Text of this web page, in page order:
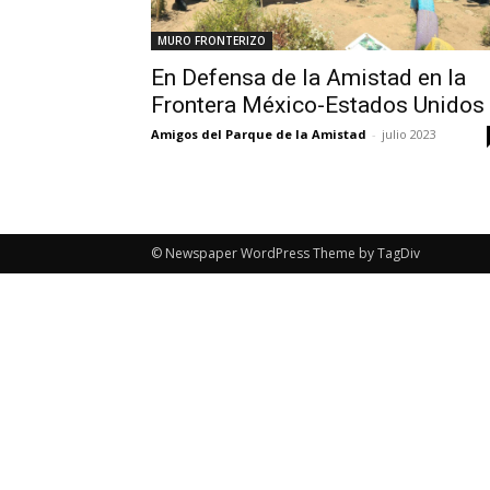
MURO FRONTERIZO
En Defensa de la Amistad en la
Frontera México-Estados Unidos
Amigos del Parque de la Amistad - julio 2023
© Newspaper WordPress Theme by TagDiv